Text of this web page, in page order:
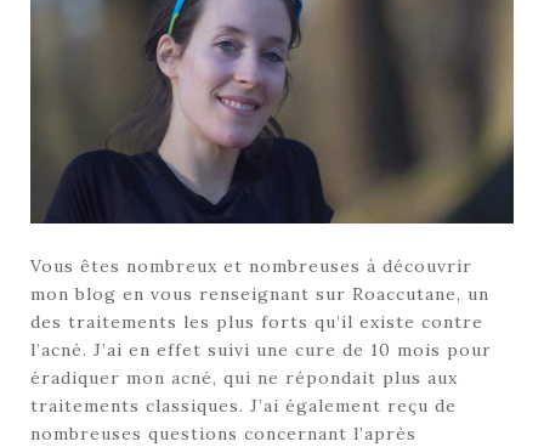
Vous êtes nombreux et nombreuses à découvrir
mon blog en vous renseignant sur Roaccutane, un
des traitements les plus forts qu’il existe contre
l’acné. J’ai en effet suivi une cure de 10 mois pour
éradiquer mon acné, qui ne répondait plus aux
traitements classiques. J’ai également reçu de
nombreuses questions concernant l’après